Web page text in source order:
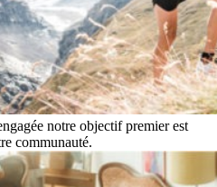
notre objectif premier est
communauté.